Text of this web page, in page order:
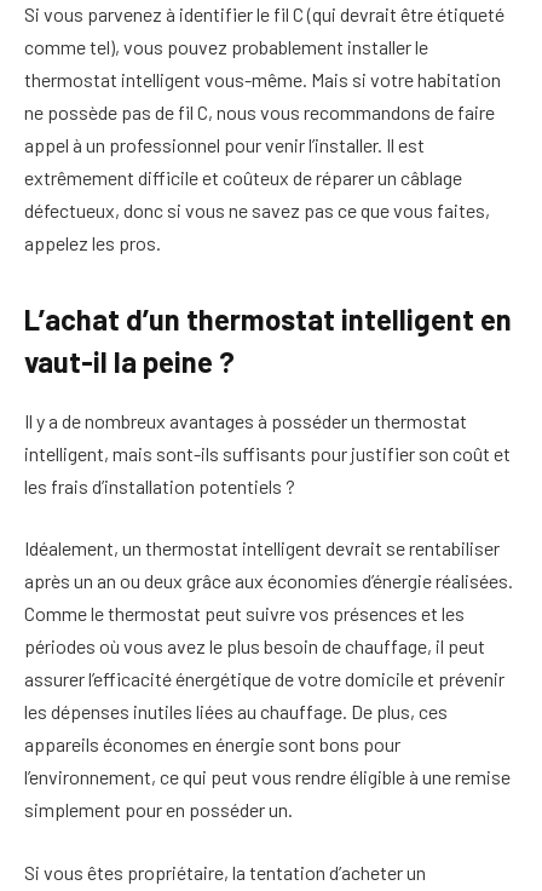
Si vous parvenez à identifier le fil C (qui devrait être étiqueté
comme tel), vous pouvez probablement installer le
thermostat intelligent vous-même. Mais si votre habitation
ne possède pas de fil C, nous vous recommandons de faire
appel à un professionnel pour venir l’installer. Il est
extrêmement difficile et coûteux de réparer un câblage
défectueux, donc si vous ne savez pas ce que vous faites,
appelez les pros.
L’achat d’un thermostat intelligent en
vaut-il la peine ?
Il y a de nombreux avantages à posséder un thermostat
intelligent, mais sont-ils suffisants pour justifier son coût et
les frais d’installation potentiels ?
Idéalement, un thermostat intelligent devrait se rentabiliser
après un an ou deux grâce aux économies d’énergie réalisées.
Comme le thermostat peut suivre vos présences et les
périodes où vous avez le plus besoin de chauffage, il peut
assurer l’efficacité énergétique de votre domicile et prévenir
les dépenses inutiles liées au chauffage. De plus, ces
appareils économes en énergie sont bons pour
l’environnement, ce qui peut vous rendre éligible à une remise
simplement pour en posséder un.
Si vous êtes propriétaire, la tentation d’acheter un